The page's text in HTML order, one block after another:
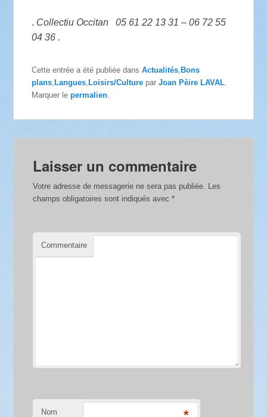
. Collectiu Occitan 05 61 22 13 31 – 06 72 55
04 36 .
Cette entrée a été publiée dansActualités ,Bons
plans ,Langues ,Loisirs/Culture parJoan Pèire LAVAL
Marquer lepermalien
Laisser un commentaire
Votre adresse de messagerie ne sera pas publiée. Les
champs obligatoires sont indiqués avec*
Commentaire
Nom